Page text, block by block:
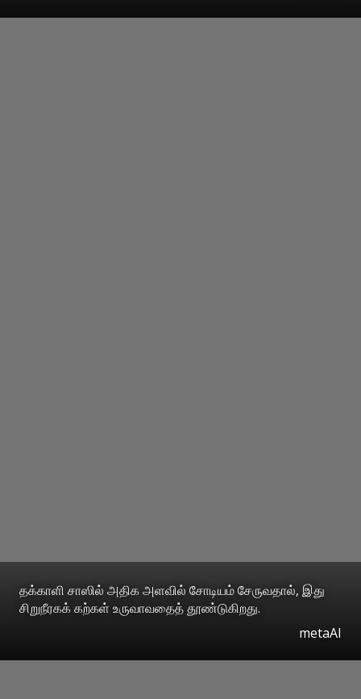
தக்காளி சாஸில் அதிக அளவில் சோடியம் சேருவதால், இது
சிறுநீரகக் கற்கள் உருவாவதைத் தூண்டுகிறது.
metaAI